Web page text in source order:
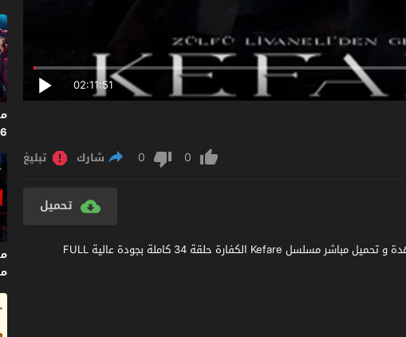
02:11:51
0
0 شارك تبليغ
تحميل
مشاهدة مسلسل الكفارة الحلقة 34 مترجم عربي اون لاين مشاهدة و تحميل مباشر مسلسل Kefare الكفارة حلقة 34 كاملة بجودة عالية FULL